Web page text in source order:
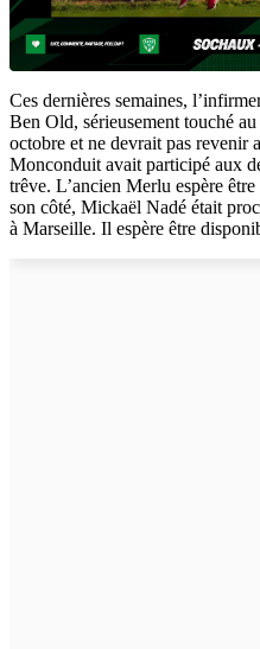
Ces dernières semaines,
Ben Old, sérieusement touché
octobre et ne devrait pas revenir
Monconduit avait participé aux
trêve. L’ancien Merlu espère
son côté, Mickaël Nadé était
à Marseille. Il espère être